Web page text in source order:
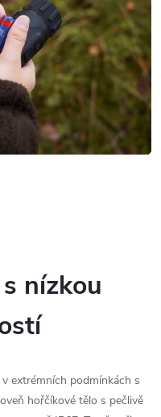
nízkou
extrémních podmínkách s
hořčíkové tělo s pečlivě